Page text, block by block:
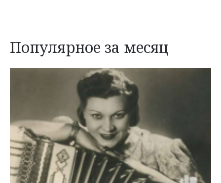
Популярное за месяц